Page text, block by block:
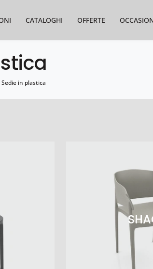
CATALOGHI OFFERTE
Sedie in plastica